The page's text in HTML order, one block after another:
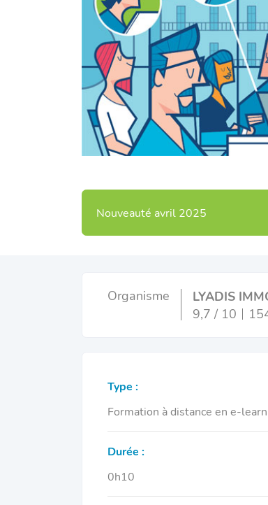
Nouveauté avril 2025
Organisme LYADIS
9,7 / 10
Type :
Formation à distance en e-
Durée :
0h10